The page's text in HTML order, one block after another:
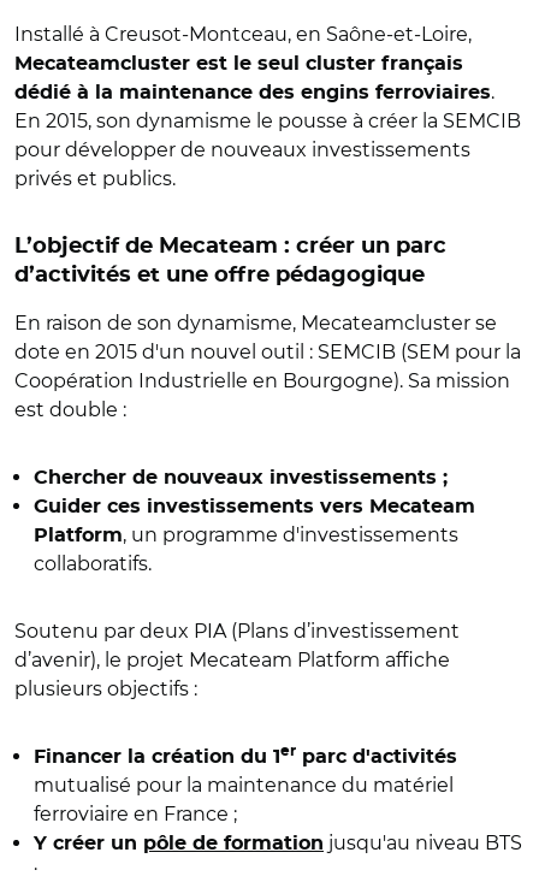
Installé à Creusot-Montceau, en Saône-et-Loire,
Mecateamcluster est le seul cluster français
dédié à la maintenance des engins ferroviaires.
En 2015, son dynamisme le pousse à créer la SEMCIB
pour développer de nouveaux investissements
privés et publics.
L’objectif de Mecateam : créer un parc
d’activités et une offre pédagogique
En raison de son dynamisme, Mecateamcluster se
dote en 2015 d'un nouvel outil : SEMCIB (SEM pour la
Coopération Industrielle en Bourgogne). Sa mission
est double :
Chercher de nouveaux investissements ;
Guider ces investissements vers Mecateam
Platform, un programme d'investissements
collaboratifs.
Soutenu par deux PIA (Plans d’investissement
d’avenir), le projet Mecateam Platform affiche
plusieurs objectifs :
Financer la création du 1 er parc d'activités
mutualisé pour la maintenance du matériel
ferroviaire en France ;
Y créer un pôle de formation jusqu'au niveau BTS
;